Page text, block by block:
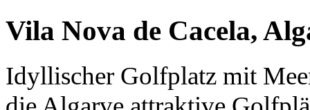
Vila Nova de Cacela,
Idyllischer Golfplatz mit